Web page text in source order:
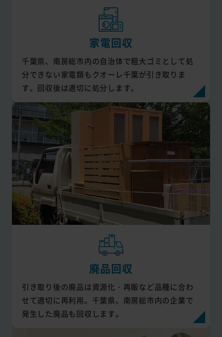
家電回収
千葉県、南房総市内の自治体で粗大ゴミとして処
分できない家電類もクオーレ千葉が引き取りま
す。回収後は適切に処分します。
廃品回収
引き取り後の廃品は資源化・再販など品種に合わ
せて適切に再利用。千葉県、南房総市内の企業で
発生した廃品も回収します。